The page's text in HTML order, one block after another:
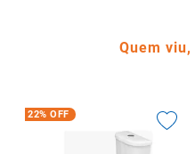
Quem
22% OFF